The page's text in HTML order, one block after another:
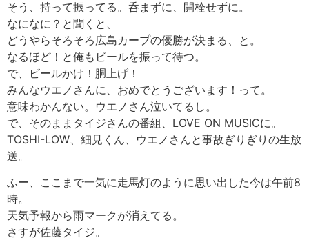
そう、持って振ってる。呑まずに、開栓せずに。
なになに？と聞くと、
どうやらそろそろ広島カープの優勝が決まる、と。
なるほど！と俺もビールを振って待つ。
で、ビールかけ！胴上げ！
みんなウエノさんに、おめでとうございます！って。
意味わかんない。ウエノさん泣いてるし。
で、そのままタイジさんの番組、LOVE ON MUSICに。
TOSHI-LOW、細見くん、ウエノさんと事故ぎりぎりの生放
送。
ふー、ここまで一気に走馬灯のように思い出した今は午前8
時。
天気予報から雨マークが消えてる。
さすが佐藤タイジ。